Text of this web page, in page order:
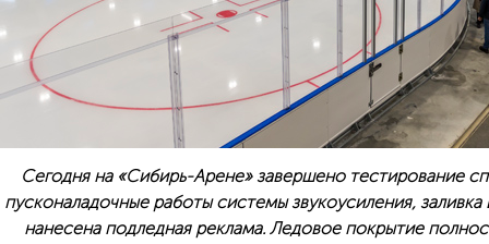
Сегодня на «Сибирь-Арене» завершено тестирование
пусконаладочные работы системы звукоусиления,
нанесена подледная реклама. Ледовое покрытие